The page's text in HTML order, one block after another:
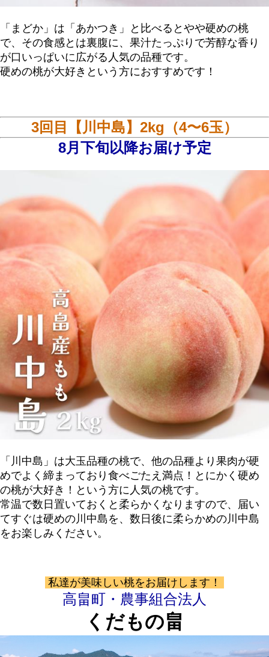
「まどか」は「あかつき」と比べるとやや硬めの桃
で、その食感とは裏腹に、果汁たっぷりで芳醇な香り
が口いっぱいに広がる人気の品種です。
硬めの桃が大好きという方におすすめです！
3回目【川中島】2kg（4〜6玉）
8月下旬以降お届け予定
「川中島」は大玉品種の桃で、他の品種より果肉が硬
めでよく締まっており食べごたえ満点！とにかく硬め
の桃が大好き！という方に人気の桃です。
常温で数日置いておくと柔らかくなりますので、届い
てすぐは硬めの川中島を、数日後に柔らかめの川中島
をお楽しみください。
私達が美味しい桃をお届けします！
高畠町・農事組合法人
くだもの畠